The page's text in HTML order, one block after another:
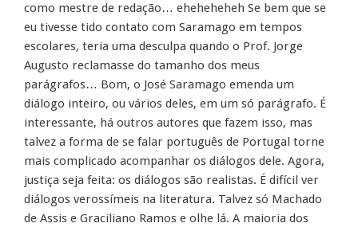
como mestre de redação… eheheheheh Se bem que se
eu tivesse tido contato com Saramago em tempos
escolares, teria uma desculpa quando o Prof. Jorge
Augusto reclamasse do tamanho dos meus
parágrafos… Bom, o José Saramago emenda um
diálogo inteiro, ou vários deles, em um só parágrafo. É
interessante, há outros autores que fazem isso, mas
talvez a forma de se falar português de Portugal torne
mais complicado acompanhar os diálogos dele. Agora,
justiça seja feita: os diálogos são realistas. É difícil ver
diálogos verossímeis na literatura. Talvez só Machado
de Assis e Graciliano Ramos e olhe lá. A maioria dos